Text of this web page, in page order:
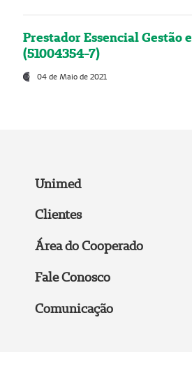
Prestador Essencial Gestão
(51004354-7)
04 de Maio de 2021
Unimed
Clientes
Área do Cooperado
Fale Conosco
Comunicação